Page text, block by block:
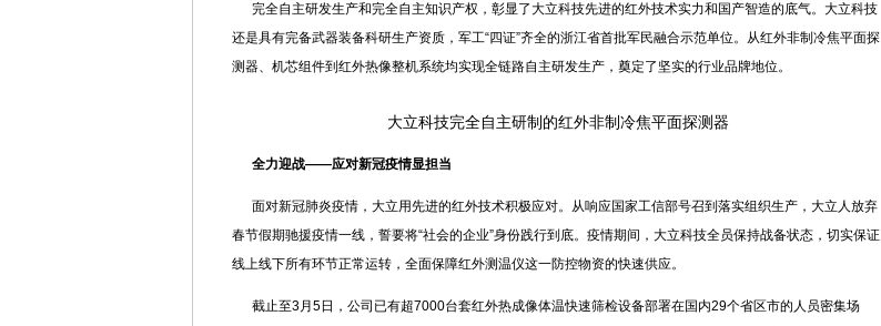
完全自主研发生产和完全自主知识产权，彰显了大立科技先进的红外技术实力和国产智造的底气。大立科技
还是具有完备武器装备科研生产资质，军工“四证”齐全的浙江省首批军民融合示范单位。从红外非制冷焦平面探
测器、机芯组件到红外热像整机系统均实现全链路自主研发生产，奠定了坚实的行业品牌地位。
大立科技完全自主研制的红外非制冷焦平面探测器
全力迎战——应对新冠疫情显担当
面对新冠肺炎疫情，大立用先进的红外技术积极应对。从响应国家工信部号召到落实组织生产，大立人放弃
春节假期驰援疫情一线，誓要将“社会的企业”身份践行到底。疫情期间，大立科技全员保持战备状态，切实保证
线上线下所有环节正常运转，全面保障红外测温仪这一防控物资的快速供应。
截止至3月5日，公司已有超7000台套红外热成像体温快速筛检设备部署在国内29个省区市的人员密集场